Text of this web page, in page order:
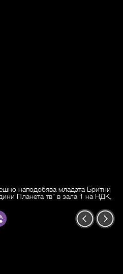
наподобява младата Бритни
Планета тв" в зала 1 на НДК,